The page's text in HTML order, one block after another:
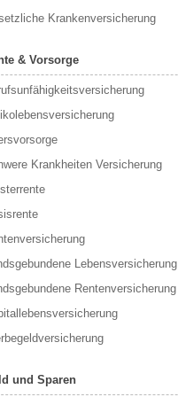
Krankenversicherung
& Vorsorge
Krankheiten Versicherung
Lebensversicherung
Rentenversicherung
und Sparen